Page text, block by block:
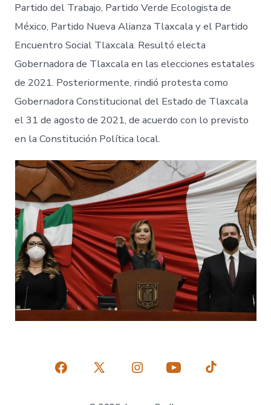
Partido del Trabajo, Partido Verde Ecologista de
México, Partido Nueva Alianza Tlaxcala y el Partido
Encuentro Social Tlaxcala. Resultó electa
Gobernadora de Tlaxcala en las elecciones estatales
de 2021. Posteriormente, rindió protesta como
Gobernadora Constitucional del Estado de Tlaxcala
el 31 de agosto de 2021, de acuerdo con lo previsto
en la Constitución Política local.
Abrir
Abrir
Abrir
Abrir
Abrir